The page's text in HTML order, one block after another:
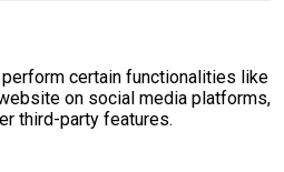
certain functionalities like
on social media platforms,
third-party features.